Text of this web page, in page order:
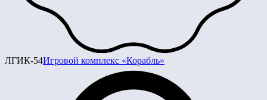
ЛГИК-54Игровой комплекс «Корабль»